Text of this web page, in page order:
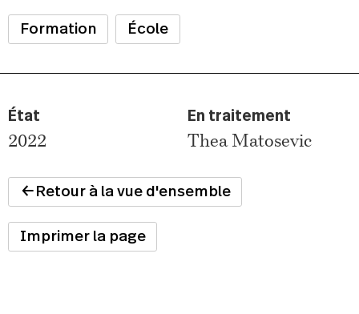
Formation École
État
2022
En traitement
Thea Matosevic
Retour à la vue d'ensemble
Imprimer la page